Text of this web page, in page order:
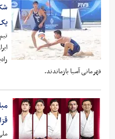
قهرمانی آسیا بازماندند.